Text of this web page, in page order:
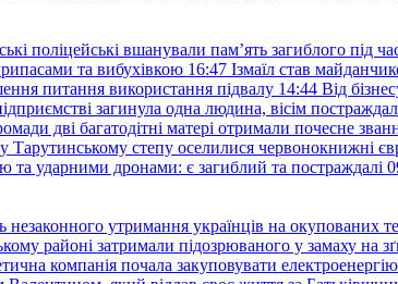
поліцейські вшанували пам’ять загиблого під
та вибухівкою 16:47 Ізмаїл став
питання використання підвалу 14:44 Від
загинула одна людина, вісім
дві багатодітні матері отримали почесне
Тарутинському степу оселилися червонокнижні
та ударними дронами: є загиблий та постраждалі
незаконного утримання українців на окупованих
районі затримали підозрюваного у замаху на
компанія почала закуповувати